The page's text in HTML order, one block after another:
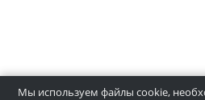
звоните по указанным